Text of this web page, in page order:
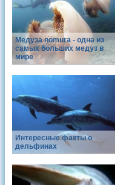
Медуза nomura - одна из
самых больших медуз в
мире
Интересные факты о
дельфинах